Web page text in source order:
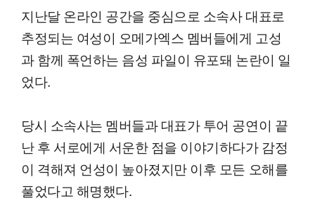
지난달 온라인 공간을 중심으로 소속사 대표로
추정되는 여성이 오메가엑스 멤버들에게 고성
과 함께 폭언하는 음성 파일이 유포돼 논란이 일
었다.
당시 소속사는 멤버들과 대표가 투어 공연이 끝
난 후 서로에게 서운한 점을 이야기하다가 감정
이 격해져 언성이 높아졌지만 이후 모든 오해를
풀었다고 해명했다.